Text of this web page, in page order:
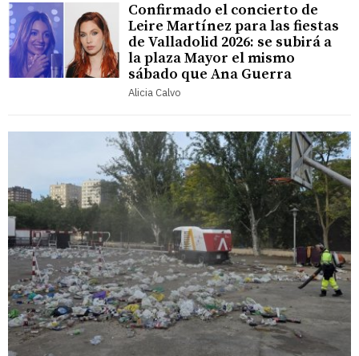
Confirmado el concierto de
Leire Martínez para las fiestas
de Valladolid 2026: se subirá a
la plaza Mayor el mismo
sábado que Ana Guerra
Alicia Calvo